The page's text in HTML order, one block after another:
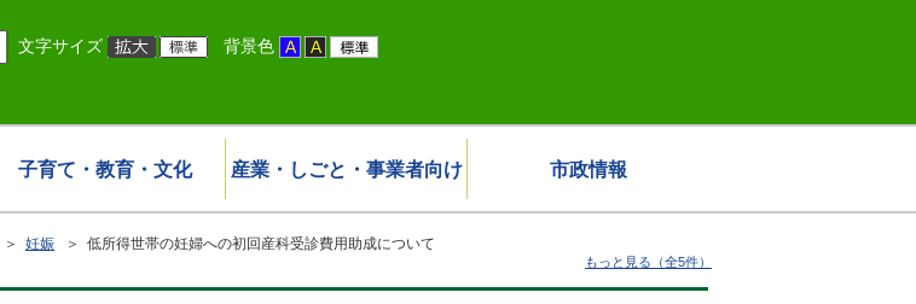
文字サイズ 背景色
子育て・教育・文化 産業・しごと・事業者向け 市政情報
＞ 妊娠 ＞ 低所得世帯の妊婦への初回産科受診費用助成について
もっと見る（全5件）